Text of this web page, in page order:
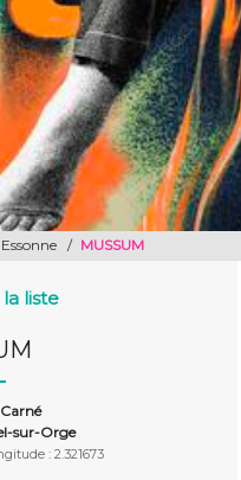
/ MUSSUM
liste
sur-Orge
: 2.321673